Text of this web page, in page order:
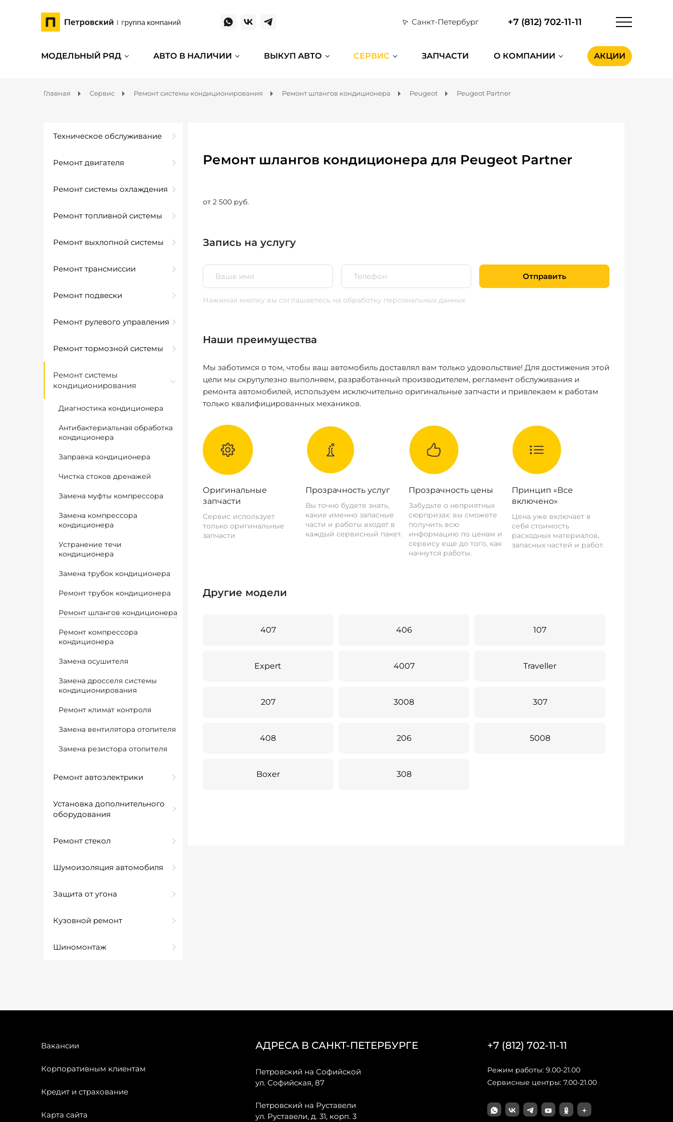
Санкт-Петербург +7 (812) 702-11-11
МОДЕЛЬНЫЙ РЯД АВТО В НАЛИЧИИ ВЫКУП АВТО СЕРВИС ЗАПЧАСТИ О КОМПАНИИ АКЦИИ
Главная Сервис Ремонт системы кондиционирования Ремонт шлангов кондиционера Peugeot Peugeot Partner
Техническое обслуживание
Ремонт двигателя
Ремонт системы охлаждения
Ремонт топливной системы
Ремонт выхлопной системы
Ремонт трансмиссии
Ремонт подвески
Ремонт рулевого управления
Ремонт тормозной системы
Ремонт системы
кондиционирования
Диагностика кондиционера
Антибактериальная обработка
кондиционера
Заправка кондиционера
Чистка стоков дренажей
Замена муфты компрессора
Замена компрессора
кондиционера
Устранение течи
кондиционера
Замена трубок кондиционера
Ремонт трубок кондиционера
Ремонт шлангов кондиционера
Ремонт компрессора
кондиционера
Замена осушителя
Замена дросселя системы
кондиционирования
Ремонт климат контроля
Замена вентилятора отопителя
Замена резистора отопителя
Ремонт автоэлектрики
Установка дополнительного
оборудования
Ремонт стекол
Шумоизоляция автомобиля
Защита от угона
Кузовной ремонт
Шиномонтаж
Ремонт шлангов кондиционера для Peugeot Partner
от 2 500 руб.
Запись на услугу
Отправить
Нажимая кнопку вы соглашаетесь на обработку персональных данных
Наши преимущества
Мы заботимся о том, чтобы ваш автомобиль доставлял вам только удовольствие! Для достижения этой
цели мы скрупулезно выполняем, разработанный производителем, регламент обслуживания и
ремонта автомобилей, используем исключительно оригинальные запчасти и привлекаем к работам
только квалифицированных механиков.
Оригинальные
запчасти
Сервис использует
только оригинальные
запчасти
Прозрачность услуг
Вы точно будете знать,
какие именно запасные
части и работы входят в
каждый сервисный пакет.
Прозрачность цены
Забудьте о неприятных
сюрпризах: вы сможете
получить всю
информацию по ценам и
сервису еще до того, как
начнутся работы.
Принцип «Все
включено»
Цена уже включает в
себя стоимость
расходных материалов,
запасных частей и работ.
Другие модели
407 406 107
Expert 4007 Traveller
207 3008 307
408 206 5008
Boxer 308
Вакансии
Корпоративным клиентам
Кредит и страхование
Карта сайта
АДРЕСА В САНКТ-ПЕТЕРБУРГЕ
Петровский на Софийской
ул. Софийская, 87
Петровский на Руставели
ул. Руставели, д. 31, корп. 3
+7 (812) 702-11-11
Режим работы: 9.00-21.00
Сервисные центры: 7.00-21.00